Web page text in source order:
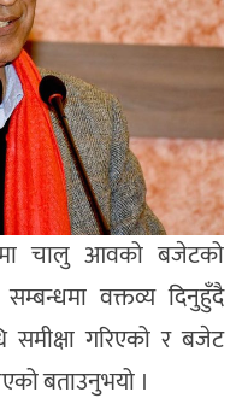
चालु आवको बजेटको
सम्बन्धमा वक्तव्य दिनुहुँदै
गरिएको र बजेट
बताउनुभयो ।